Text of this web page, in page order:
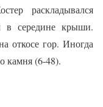
раскладывался
в середине крыши.
откосе гор. Иногда
камня (6-48).